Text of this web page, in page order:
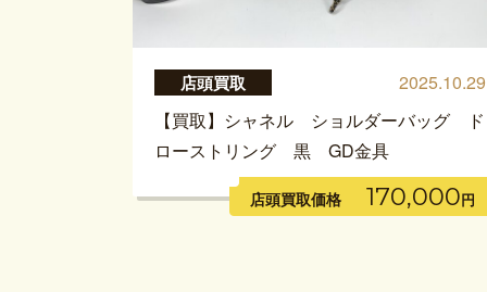
店頭買取
2025.10.29
【買取】シャネル ショルダーバッグ ド
ローストリング 黒 GD金具
店頭買取価格 170,000円